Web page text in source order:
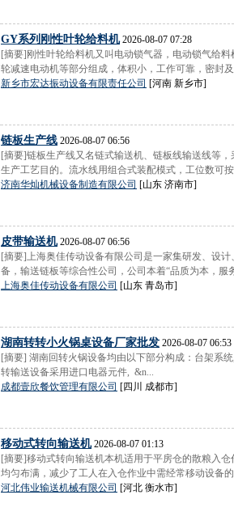
GY系列刚性叶轮给料机2026-08-07 07:28
[摘要]刚性叶轮给料机又叫电动锁气器，电动锁气给
轮减速电动机等部分组成，体积小，工作可靠，密封
新乡市宏达振动设备有限责任公司 [河南 新乡市]
链板生产线 2026-08-07 06:56
[摘要]链板生产线又名链式输送机、链板线输送线等
生产工艺目的。流水线用组合式装配模式，工位数可
济南华灿机械设备制造有限公司 [山东 济南市]
皮带输送机2026-08-07 06:56
[摘要]上海奥佳传动设备有限公司是一家集研发、设
备，输送链板等综合性公司，公司本着“品质为本，服
上海奥佳传动设备有限公司 [山东 青岛市]
湖南转转小火锅桌设备厂家批发 2026-08-07 06:53
[摘要] 湖南回转火锅设备均由以下部分构成：台架系
转输送设备采用进口电器元件, &n...
成都壹欣餐饮管理有限公司 [四川 成都市]
移动式转向输送机2026-08-07 01:13
[摘要]移动式转向输送机本机适用于平房仓的散粮入
均匀布满，减少了工人在入仓作业中需经常移动设备
河北伟业输送机械有限公司 [河北 衡水市]